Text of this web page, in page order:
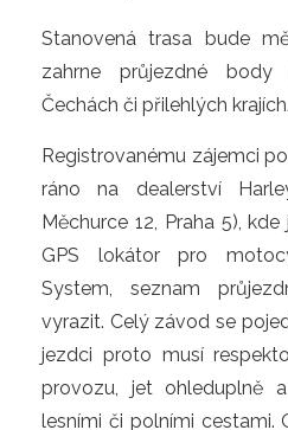
Stanovená trasa bude
zahrne průjezdné
Čechách či přilehlých krajích.
Registrovanému zájemci
ráno na dealerství
Měchurce 12, Praha 5),
GPS lokátor pro
System, seznam
vyrazit. Celý závod se
jezdci proto musí
provozu, jet ohleduplně
lesními či polními cestami.